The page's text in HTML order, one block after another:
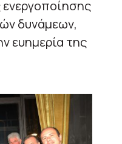
ενεργοποίησης
δυνάμεων,
ευημερία της